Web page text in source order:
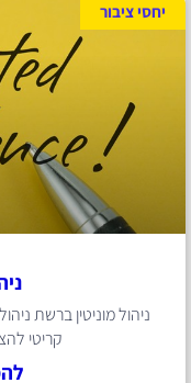
יחסי ציבור
ניהול מוניטין ברשת
קריטי